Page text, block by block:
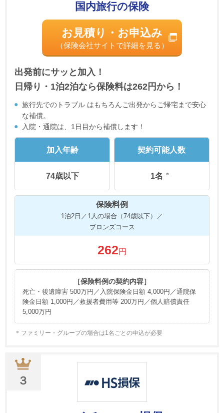
国内旅行の保険
お見積り・お申込み
（保険会社サイトで詳細を見る）
出発前にサッと加入！
日帰り・1泊2泊なら保険料は262円から！
旅行先でのトラブル はもちろんご出発からご帰宅まで安心
な補償。
入院・通院は、1日目から補償します！
加入年齢
74歳以下
契約可能人数
1名 ＊
保険料例
1泊2日／1人の場合（74歳以下）／
ブロンズコース
262円
［保険料例の契約内容］
死亡・後遺障害 500万円／入院保険金日額 4,000円／通院保
険金日額 1,000円／救援者費用等 200万円／個人賠償責任
5,000万円
ファミリー・グループの場合は1名ごとの申込が必要
３